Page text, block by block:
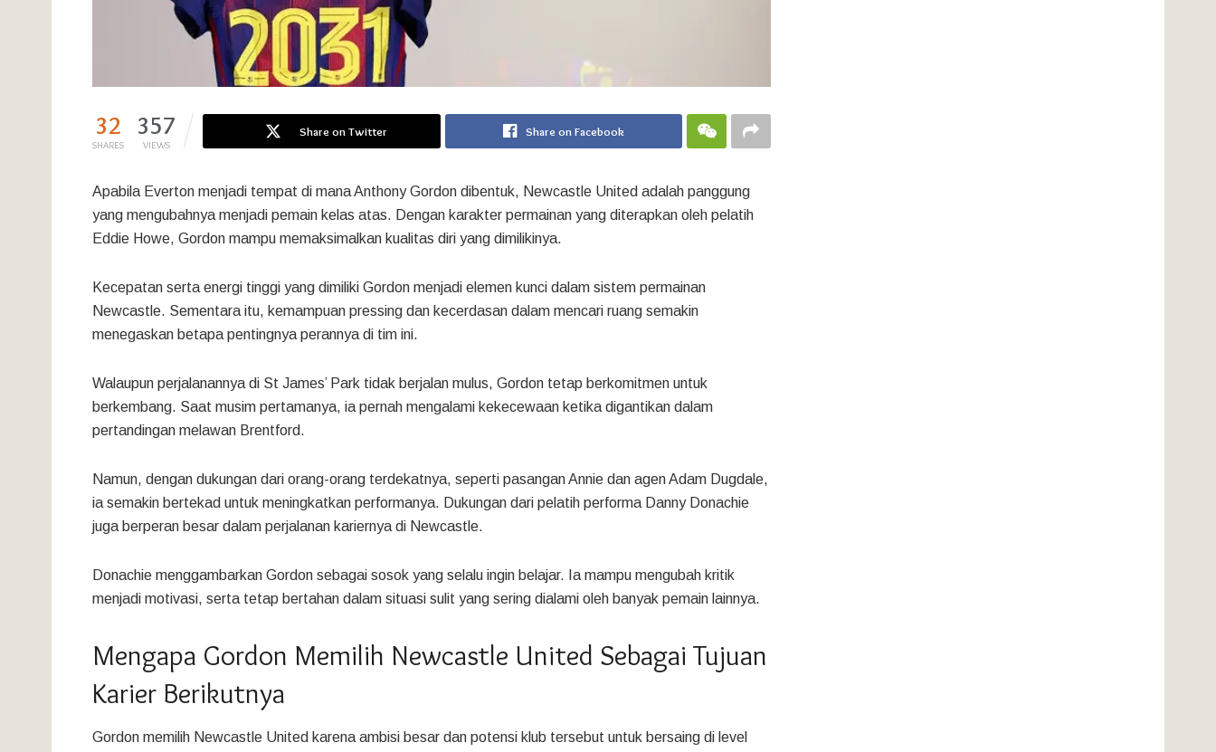
32
SHARES
357
VIEWS
Share on Twitter Share on Facebook
Apabila Everton menjadi tempat di mana Anthony Gordon dibentuk, Newcastle United adalah panggung
yang mengubahnya menjadi pemain kelas atas. Dengan karakter permainan yang diterapkan oleh pelatih
Eddie Howe, Gordon mampu memaksimalkan kualitas diri yang dimilikinya.
Kecepatan serta energi tinggi yang dimiliki Gordon menjadi elemen kunci dalam sistem permainan
Newcastle. Sementara itu, kemampuan pressing dan kecerdasan dalam mencari ruang semakin
menegaskan betapa pentingnya perannya di tim ini.
Walaupun perjalanannya di St James’ Park tidak berjalan mulus, Gordon tetap berkomitmen untuk
berkembang. Saat musim pertamanya, ia pernah mengalami kekecewaan ketika digantikan dalam
pertandingan melawan Brentford.
Namun, dengan dukungan dari orang-orang terdekatnya, seperti pasangan Annie dan agen Adam Dugdale,
ia semakin bertekad untuk meningkatkan performanya. Dukungan dari pelatih performa Danny Donachie
juga berperan besar dalam perjalanan kariernya di Newcastle.
Donachie menggambarkan Gordon sebagai sosok yang selalu ingin belajar. Ia mampu mengubah kritik
menjadi motivasi, serta tetap bertahan dalam situasi sulit yang sering dialami oleh banyak pemain lainnya.
Mengapa Gordon Memilih Newcastle United Sebagai Tujuan
Karier Berikutnya
Gordon memilih Newcastle United karena ambisi besar dan potensi klub tersebut untuk bersaing di level